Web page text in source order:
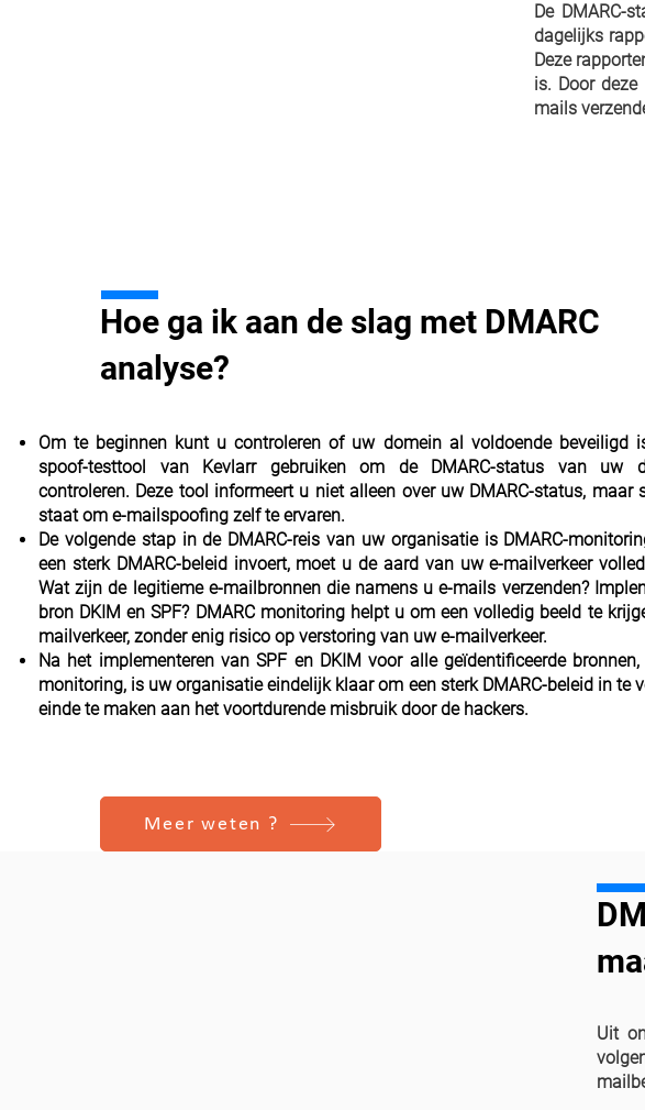
De DMARC-
dagelijks
Deze
is. Door
mails
Hoe ga ik aan de slag met DMARC
analyse?
Meer weten ?
Om te beginnen kunt u controleren of uw domein al voldoende beveiligd
spoof-testtool van Kevlarr gebruiken om de DMARC-status van uw
controleren. Deze tool informeert u niet alleen over uw DMARC-status, maar
staat om e-mailspoofing zelf te ervaren.
De volgende stap in de DMARC-reis van uw organisatie is DMARC-
een sterk DMARC-beleid invoert, moet u de aard van uw e-mailverkeer
Wat zijn de legitieme e-mailbronnen die namens u e-mails verzenden?
bron DKIM en SPF? DMARC monitoring helpt u om een ​​volledig beeld te
mailverkeer, zonder enig risico op verstoring van uw e-mailverkeer.
Na het implementeren van SPF en DKIM voor alle geïdentificeerde bronnen,
monitoring, is uw organisatie eindelijk klaar om een ​​sterk DMARC-beleid in te
einde te maken aan het voortdurende misbruik door de hackers.
Uit